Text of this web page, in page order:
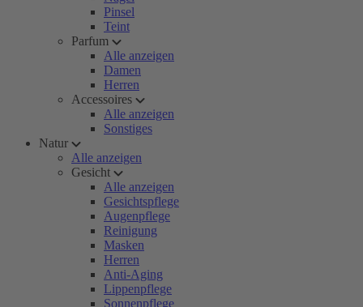
Pinsel
Teint
Parfum
Alle anzeigen
Damen
Herren
Accessoires
Alle anzeigen
Sonstiges
Natur
Alle anzeigen
Gesicht
Alle anzeigen
Gesichtspflege
Augenpflege
Reinigung
Masken
Herren
Anti-Aging
Lippenpflege
Sonnenpflege